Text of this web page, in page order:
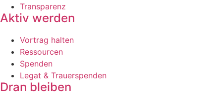
Transparenz
Aktiv werden
Vortrag halten
Ressourcen
Spenden
Legat & Trauerspenden
Dran bleiben